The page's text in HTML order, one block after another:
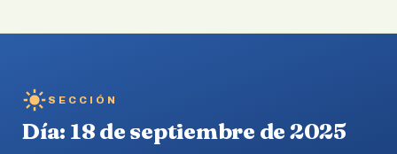
SECCIÓN
Día: 18 de septiembre de 2025